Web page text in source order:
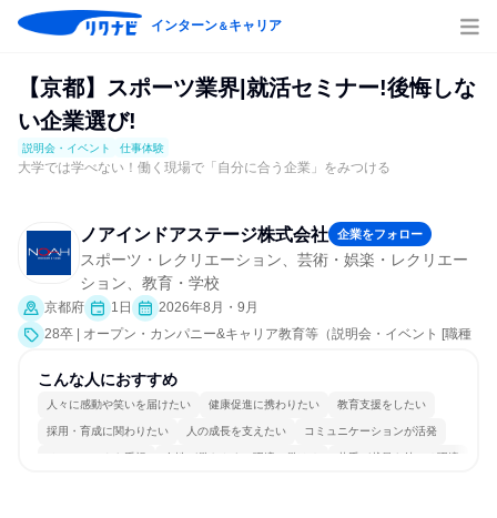
インターン＆キャリア
【京都】スポーツ業界|就活セミナー!後悔しな
い企業選び!
説明会・イベント 仕事体験
大学では学べない！働く現場で「自分に合う企業」をみつける
ノアインドアステージ株式会社 企業をフォロー
スポーツ・レクリエーション、芸術・娯楽・レクリエー
ション、教育・学校
京都府 1日
2026年8月・9月
28卒 | オープン・カンパニー&キャリア教育等（説明会・イベント [職種
こんな人におすすめ
人々に感動や笑いを届けたい 健康促進に携わりたい 教育支援をしたい
採用・育成に関わりたい 人の成長を支えたい コミュニケーションが活発
チームワークを重視 女性が働きやすい環境で働ける 若手が裁量を持てる環境